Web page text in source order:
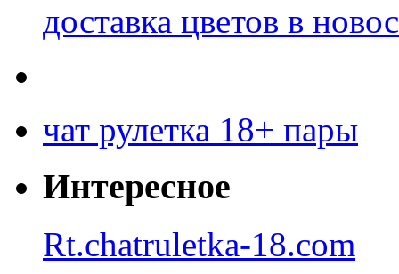
доставка цветов в
чат рулетка 18+ пары
Интересное
Rt.chatruletka-18.com